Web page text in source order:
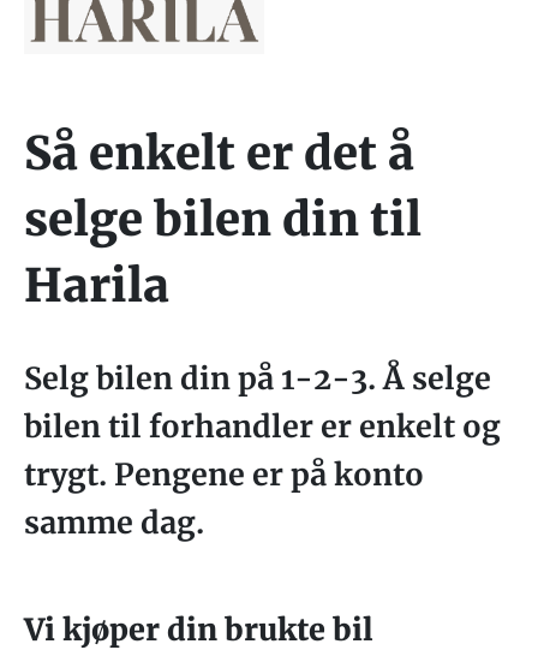
Så enkelt er det å
selge bilen din til
Harila
Selg bilen din på 1-2-3. Å selge
bilen til forhandler er enkelt og
trygt. Pengene er på konto
samme dag.
Vi kjøper din brukte bil